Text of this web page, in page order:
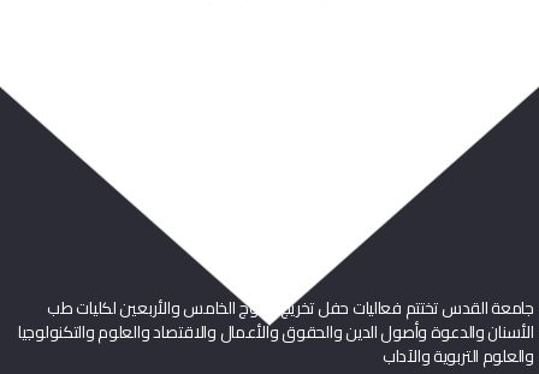
جامعة القدس تختتم فعاليات حفل تخريج الفوج الخامس والأربعين لكليات طب
الأسنان والدعوة وأصول الدين والحقوق والأعمال والاقتصاد والعلوم والتكنولوجيا
والعلوم التربوية والآداب